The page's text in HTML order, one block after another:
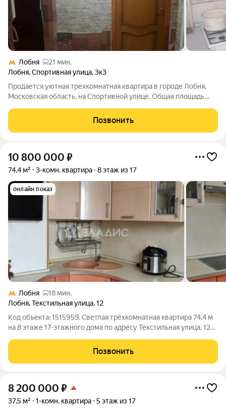
Лобня
21 мин.
Лобня,Спортивная улица,3к3
Продается уютная трехкомнатная квартира в городе Лобня,
Московская область, на Спортивной улице. Общая площадь
панельного дома,
Позвонить
10 800 000 ₽
74,4 м² 3-комн. квартира 8 этаж из 17
онлайн показ
Лобня
18 мин.
Лобня,Текстильная улица,12
Код объекта: 1515959. Светлая трёхкомнатная квартира 74,4 м
на 8 этаже 17-этажного дома по адресу Текстильная улица, 12
выходят на улицу, много естественного света, отдельные
комнаты дают
Позвонить
8 200 000 ₽
37,5 м² 1-комн. квартира 5 этаж из 17